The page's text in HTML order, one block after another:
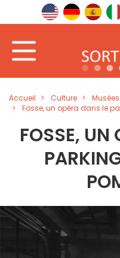
Accueil Culture
Fosse, un opéra dans le
FOSSE, UN